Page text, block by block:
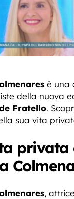
è una
della nuova
Fratello.
sua vita
privata
, attrice